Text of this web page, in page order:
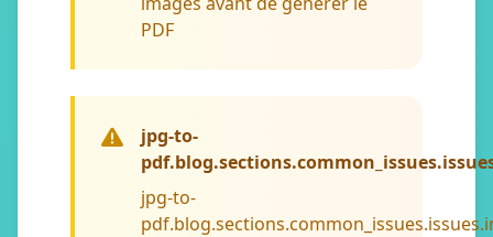
PDF
jpg-to-
jpg-to-